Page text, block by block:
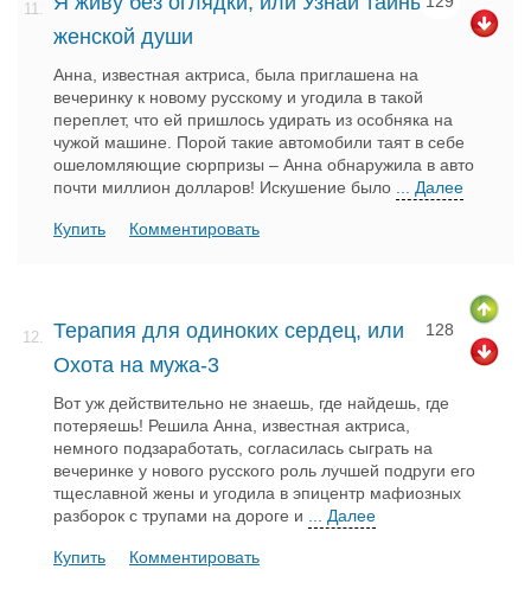
11.
женской души
Анна, известная актриса, была приглашена на
вечеринку к новому русскому и угодила в такой
переплет, что ей пришлось удирать из особняка на
чужой машине. Порой такие автомобили таят в себе
ошеломляющие сюрпризы – Анна обнаружила в авто
почти миллион долларов! Искушение было
... Далее
Купить Комментировать
12.
Терапия для одиноких сердец, или
Охота на мужа-3
128
Вот уж действительно не знаешь, где найдешь, где
потеряешь! Решила Анна, известная актриса,
немного подзаработать, согласилась сыграть на
вечеринке у нового русского роль лучшей подруги его
тщеславной жены и угодила в эпицентр мафиозных
разборок с трупами на дороге и
... Далее
Купить Комментировать